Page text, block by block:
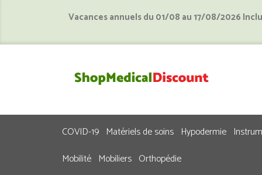
Vacances annuels du 01/08 au 17/08/2026
COVID-19 Matériels de soins Hypodermie
Mobilité Mobiliers Orthopédie